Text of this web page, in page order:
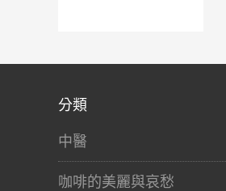
分類
中醫
咖啡的美麗與哀愁